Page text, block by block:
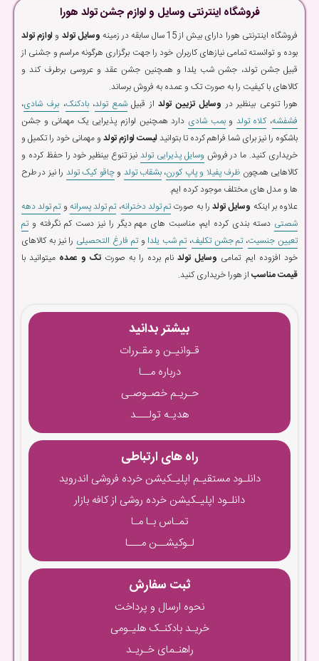
فروشگاه اینترنتی وسایل و لوازم جشن تولد هورا
فروشگاه اینترنتی هورا دارای بیش از 15 سال سابقه در زمینه وسایل تولد و لوازم تولد
بوده و توانسته تمامی نیازهای کاربران خود را جهت برگزاری هرگونه مراسم و جشنی از
قبیل جشن تولد، جشن شب یلدا و همچنین جشن عقد و عروسی برطرف کند و
کالاهای با کیفیت را به صورت تک و عمده به فروش برساند.
هورا تنوعی بینظیر در وسایل تزیین تولداز قبیلشمع تولد،بادکنک، برف شادی،
فشفشه،کلاه تولد وبمب شادی دارد همچنین لوازم پذیرایی یک مهمانی و جشن
باشکوه را نیز برای شما فراهم کرده تا بتوانیدلیست لوازم تولد و مهمانی خود را تکمیل و
خریداری کنید. ما در فروش وسایل پذیرایی تولد نیز تنوع بینظیر خود را حفظ کرده و
کالاهایی همچون ظرف پفیلا و پاپ کورن،بشقاب تولد وچاقو کیک تولد را نیز در طرح
ها و مدل های مختلف موجود کرده ایم.
علاوه بر اینکه وسایل تولدرا به صورتتم تولد دخترانه،تم تولد پسرانه وتم تولد دهه
شصتی دسته بندی کرده ایم، مناسبت های مهم دیگر را نیز دست کم نگرفته وتم
تعیین جنسیت،تم جشن تکلیف،تم شب یلدا وتم فارغ التحصیلی را نیز به کالاهای
خود افزوده ایم. تمامی وسایل تولد نام برده را به صورت تک و عمده میتوانید با
قیمت مناسب از هورا خریداری کنید.
بیشتر بدانید
قـوانیـن و مقـررات
درباره مــا
حـریـم خصـوصـی
هدیـه تولـــد
راه های ارتباطی
دانلـود مستقیـم اپلیـکیشن خرده فروشی اندروید
دانلـود اپلیـکیشن خرده روشی از کافه بازار
تمـاس بـا مـا
لـوکیشــن مـــا
ثبت سفارش
نحوه ارسال و پرداخت
خریـد بادکنـک هلیـومی
راهنـمای خـریـد